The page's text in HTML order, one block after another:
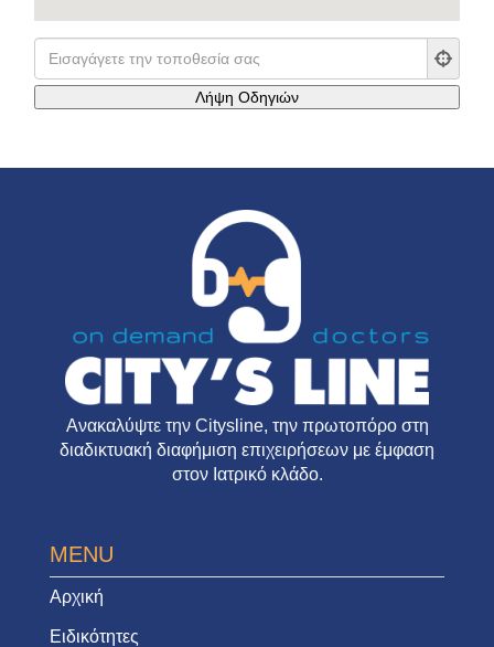
Ανακαλύψτε την Citysline, την πρωτοπόρο στη
διαδικτυακή διαφήμιση επιχειρήσεων με έμφαση
στον Ιατρικό κλάδο.
MENU
Αρχική
Ειδικότητες